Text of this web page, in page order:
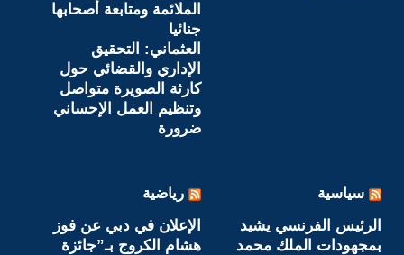
الملائمة ومتابعة أصحابها
جنائيا
العثماني: التحقيق
الإداري والقضائي حول
كارثة الصويرة متواصل
وتنظيم العمل الإحساني
ضرورة
سياسية
الرئيس الفرنسي يشيد
بمجهودات الملك محمد
رياضية
الإعلان في دبي عن فوز
هشام الكروج بـ”جائزة